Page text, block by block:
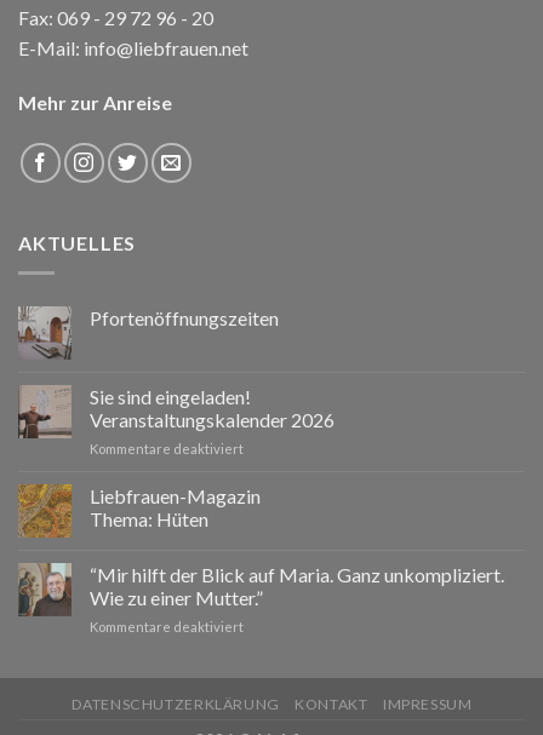
Fax: 069 - 29 72 96 - 20
E-Mail: info@liebfrauen.net
Mehr zur Anreise
AKTUELLES
Pfortenöffnungszeiten
Sie sind eingeladen!
Veranstaltungskalender 2026
Kommentare deaktiviertfür
sind
eingeladen!
Liebfrauen-Magazin
Thema: Hüten
“Mir hilft der Blick auf Maria. Ganz unkompliziert.
Wie zu einer Mutter.”
Kommentare deaktiviertfür
Blick
DATENSCHUTZERKLÄRUNG KONTAKT IMPRESSUM